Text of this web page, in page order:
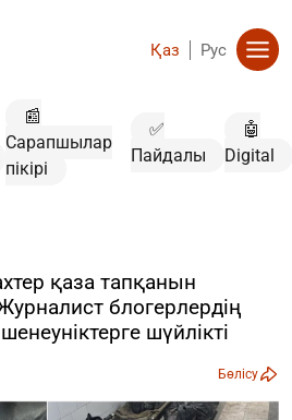
Қаз Рус
📰
Сарапшылар
пікірі
✅
Пайдалы
🤖
Digital
қаза тапқанын
блогерлердің
шүйлікті
Бөлісу